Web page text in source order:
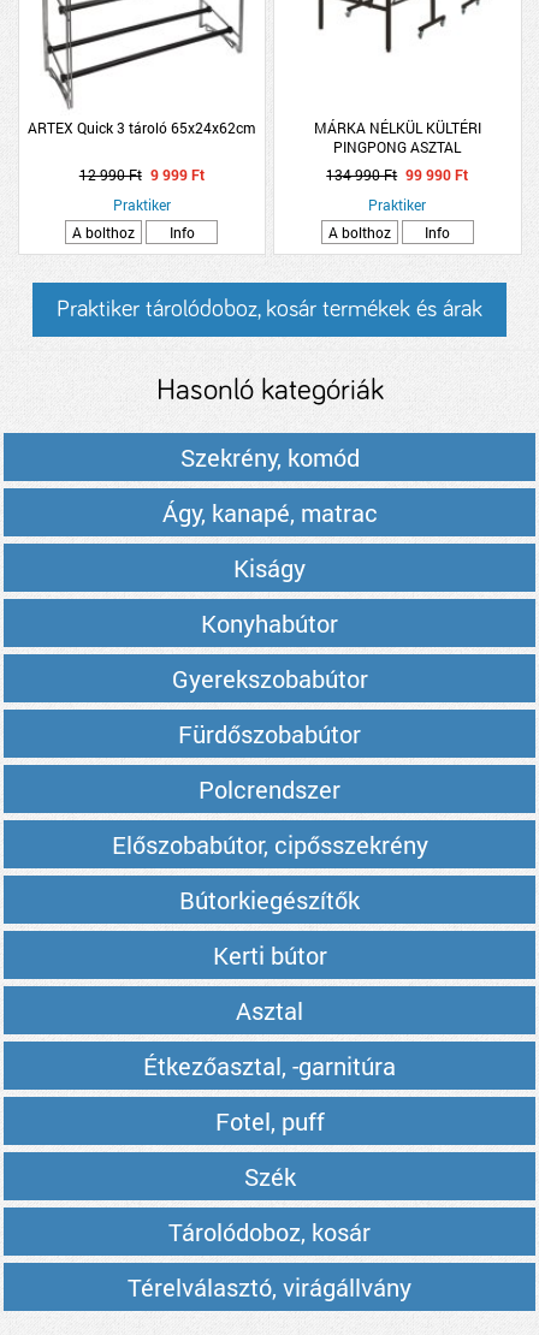
ARTEX Quick 3 tároló 65x24x62cm
12 990 Ft 9 999 Ft
Praktiker
A bolthoz
Info
MÁRKA NÉLKÜL KÜLTÉRI
PINGPONG ASZTAL
274X152.5X76CM
134 990 Ft 99 990 Ft
Praktiker
A bolthoz
Info
Praktiker tárolódoboz, kosár termékek és árak
Hasonló kategóriák
Szekrény, komód
Ágy, kanapé, matrac
Kiságy
Konyhabútor
Gyerekszobabútor
Fürdőszobabútor
Polcrendszer
Előszobabútor, cipősszekrény
Bútorkiegészítők
Kerti bútor
Asztal
Étkezőasztal, -garnitúra
Fotel, puff
Szék
Tárolódoboz, kosár
Térelválasztó, virágállvány